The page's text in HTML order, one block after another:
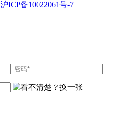
沪ICP备10022061号-7